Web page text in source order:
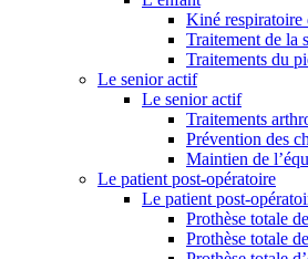
Kiné respiratoire
Traitement de la
Traitements du
Le senior actif
Le senior actif
Traitements
Prévention des
Maintien de
Le patient post-opératoire
Le patient post-
Prothèse totale
Prothèse totale